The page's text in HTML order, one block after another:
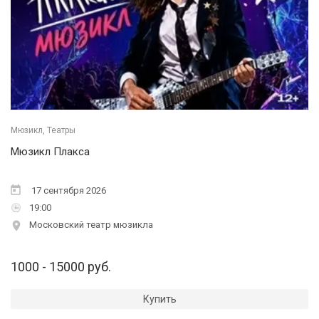
Мюзикл, Театры
Мюзикл Плакса
17 сентября 2026
19:00
Московский театр мюзикла
1000 - 15000 руб.
Купить